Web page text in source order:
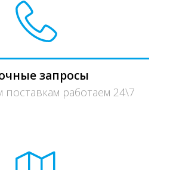
запросы
работаем 24\7